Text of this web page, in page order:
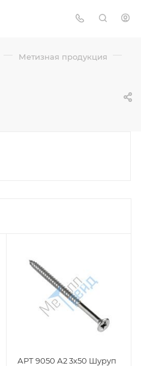
— Метизная продукция —
АРТ 9050 А2 3х50 Шуруп